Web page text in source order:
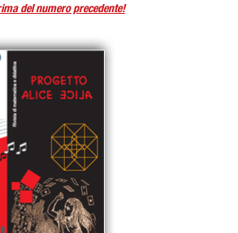
del numero precedente!